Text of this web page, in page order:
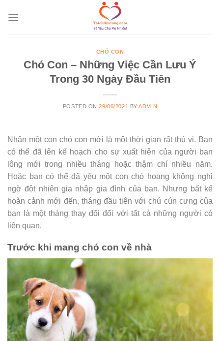
CHÓ CON
Chó Con – Những Việc Cần Lưu Ý
Trong 30 Ngày Đầu Tiên
POSTED ON29/06/2021 BYADMIN
Nhận một con chó con mới là một thời gian rất thú vị. Bạn
có thể đã lên kế hoạch cho sự xuất hiện của người bạn
lông mới trong nhiều tháng hoặc thậm chí nhiều năm.
Hoặc bạn có thể đã yêu một con chó hoang không nghi
ngờ đột nhiên gia nhập gia đình của bạn. Nhưng bất kể
hoàn cảnh mới đến, tháng đầu tiên với chú cún cưng của
bạn là một tháng thay đổi đối với tất cả những người có
liên quan.
Trước khi mang chó con về nhà